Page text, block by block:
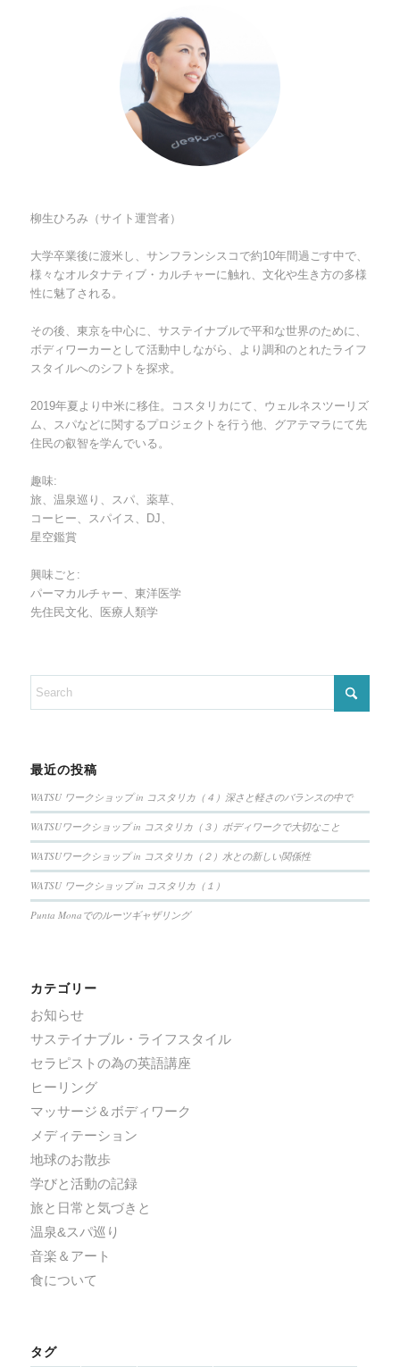
柳生ひろみ（サイト運営者）
大学卒業後に渡米し、サンフランシスコで約10年間過ごす中で、
様々なオルタナティブ・カルチャーに触れ、文化や生き方の多様
性に魅了される。
その後、東京を中心に、サステイナブルで平和な世界のために、
ボディワーカーとして活動中しながら、より調和のとれたライフ
スタイルへのシフトを探求。
2019年夏より中米に移住。コスタリカにて、ウェルネスツーリズ
ム、スパなどに関するプロジェクトを行う他、グアテマラにて先
住民の叡智を学んでいる。
趣味:
旅、温泉巡り、スパ、薬草、
コーヒー、スパイス、DJ、
星空鑑賞
興味ごと:
パーマカルチャー、東洋医学
先住民文化、医療人類学
最近の投稿
WATSU ワークショップ in コスタリカ（４）深さと軽さのバランスの中で
WATSUワークショップ in コスタリカ（３）ボディワークで大切なこと
WATSUワークショップ in コスタリカ（２）水との新しい関係性
WATSU ワークショップ in コスタリカ（１）
Punta Monaでのルーツギャザリング
カテゴリー
お知らせ
サステイナブル・ライフスタイル
セラピストの為の英語講座
ヒーリング
マッサージ＆ボディワーク
メディテーション
地球のお散歩
学びと活動の記録
旅と日常と気づきと
温泉&スパ巡り
音楽＆アート
食について
タグ